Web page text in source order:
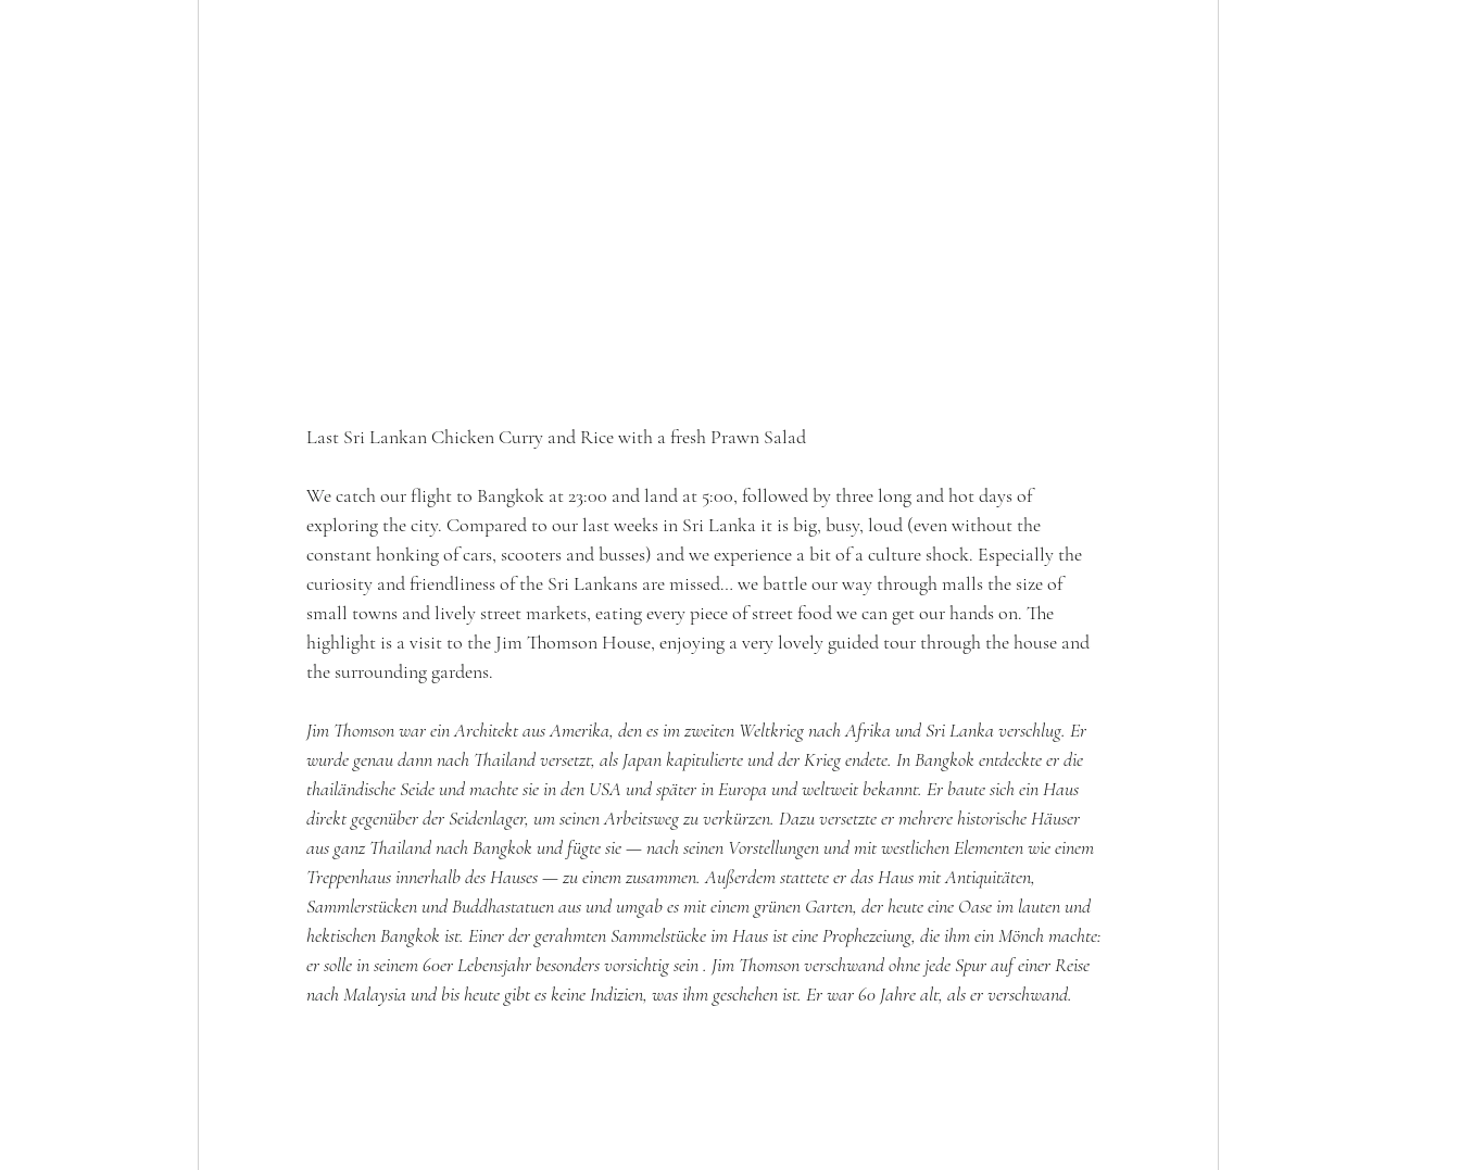
Last Sri Lankan Chicken Curry and Rice with a fresh Prawn Salad
We catch our flight to Bangkok at 23:00 and land at 5:00, followed by three long and hot days of
exploring the city. Compared to our last weeks in Sri Lanka it is big, busy, loud (even without the
constant honking of cars, scooters and busses) and we experience a bit of a culture shock. Especially the
curiosity and friendliness of the Sri Lankans are missed… we battle our way through malls the size of
small towns and lively street markets, eating every piece of street food we can get our hands on. The
highlight is a visit to the Jim Thomson House, enjoying a very lovely guided tour through the house and
the surrounding gardens.
Jim Thomson war ein Architekt aus Amerika, den es im zweiten Weltkrieg nach Afrika und Sri Lanka verschlug. Er
wurde genau dann nach Thailand versetzt, als Japan kapitulierte und der Krieg endete. In Bangkok entdeckte er die
thailändische Seide und machte sie in den USA und später in Europa und weltweit bekannt. Er baute sich ein Haus
direkt gegenüber der Seidenlager, um seinen Arbeitsweg zu verkürzen. Dazu versetzte er mehrere historische Häuser
aus ganz Thailand nach Bangkok und fügte sie — nach seinen Vorstellungen und mit westlichen Elementen wie einem
Treppenhaus innerhalb des Hauses — zu einem zusammen. Außerdem stattete er das Haus mit Antiquitäten,
Sammlerstücken und Buddhastatuen aus und umgab es mit einem grünen Garten, der heute eine Oase im lauten und
hektischen Bangkok ist. Einer der gerahmten Sammelstücke im Haus ist eine Prophezeiung, die ihm ein Mönch machte:
er solle in seinem 60er Lebensjahr besonders vorsichtig sein . Jim Thomson verschwand ohne jede Spur auf einer Reise
nach Malaysia und bis heute gibt es keine Indizien, was ihm geschehen ist. Er war 60 Jahre alt, als er verschwand.